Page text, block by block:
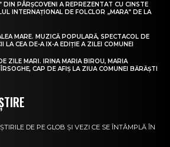
DIN PÂRȘCOVENI A REPREZENTAT CU CINSTE
INTERNAȚIONAL DE FOLCLOR „MARA” DE LA
MARE. MUZICĂ POPULARĂ, SPECTACOL DE
LA CEA DE-A IX-A EDIȚIE A ZILEI COMUNEI
ZILE MARI. IRINA MARIA BIROU, MARIA
CAP DE AFIȘ LA ZIUA COMUNEI BĂRĂȘTI
DE PE GLOB ȘI VEZI CE SE ÎNTÂMPLĂ ÎN